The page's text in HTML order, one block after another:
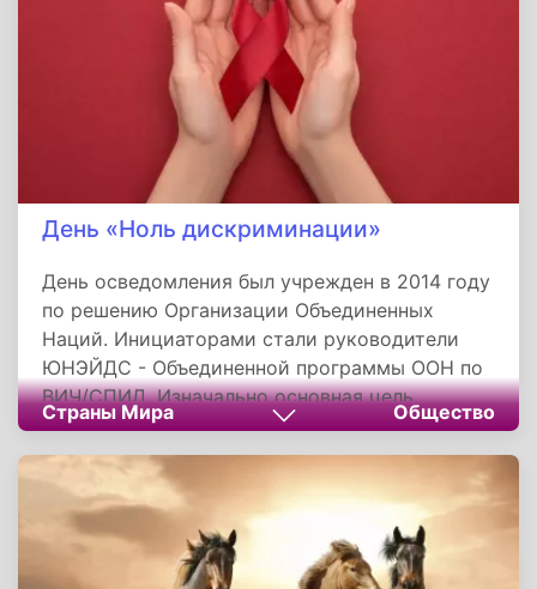
День «Ноль дискриминации»
День осведомления был учрежден в 2014 году
по решению Организации Объединенных
Наций. Инициаторами стали руководители
ЮНЭЙДС - Объединенной программы ООН по
ВИЧ/СПИД. Изначально основная цель
учреждения праздника заключалась в
привлечении внимания обществa к проблемам
людей с ВИЧ-положительным статусом.
Существующие стереотипы о вирусе
приводят к многочисленным проблемам в
повседневной жизни этой категории людей.
Страны Мира Общество